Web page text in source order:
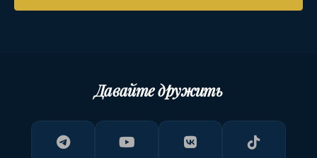
Давайте дружить